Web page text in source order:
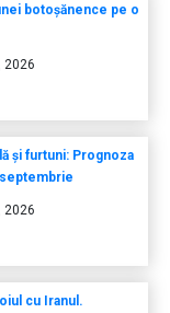
botoșănence pe o
2026
și furtuni: Prognoza
2026
cu Iranul.